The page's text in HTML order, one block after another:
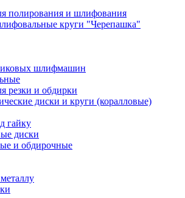
полирования и шлифования
круги "Черепашка"
шлифмашин
резки и обдирки
диски и круги (коралловые)
гайку
диски
и обдирочные